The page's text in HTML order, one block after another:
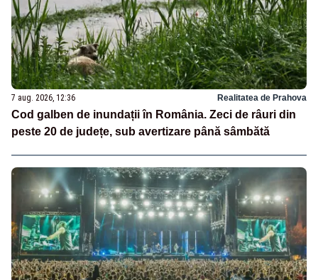
7 aug. 2026, 12:36 Realitatea de Prahova
Cod galben de inundații în România. Zeci de râuri din
peste 20 de județe, sub avertizare până sâmbătă